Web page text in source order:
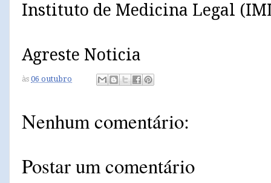
Instituto de Medicina Legal
Agreste Noticia
às 06 outubro
Nenhum comentário:
Postar um comentário